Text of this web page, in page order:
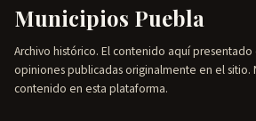
Municipios Puebla
Archivo histórico. El contenido aquí
opiniones publicadas originalmente en el sitio.
contenido en esta plataforma.